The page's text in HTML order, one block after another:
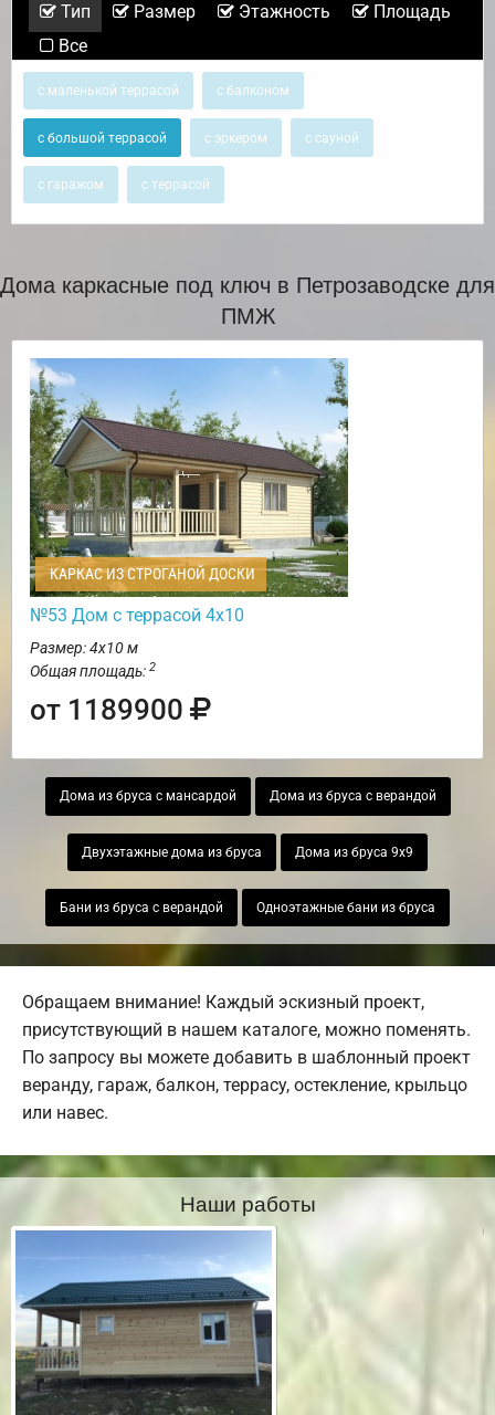
Тип Размер Этажность
Площадь
Все
с маленькой террасой с балконом
с большой террасой с эркером с сауной
с гаражом с террасой
Дома каркасные под ключ в Петрозаводске для
ПМЖ
КАРКАС ИЗ СТРОГАНОЙ ДОСКИ
№53 Дом с террасой 4х10
Размер: 4х10 м
Общая площадь: 2
от 1189900
Дома из бруса с мансардой Дома из бруса с верандой
Двухэтажные дома из бруса Дома из бруса 9х9
Бани из бруса с верандой Одноэтажные бани из бруса
Обращаем внимание! Каждый эскизный проект,
присутствующий в нашем каталоге, можно поменять.
По запросу вы можете добавить в шаблонный проект
веранду, гараж, балкон, террасу, остекление, крыльцо
или навес.
Наши работы